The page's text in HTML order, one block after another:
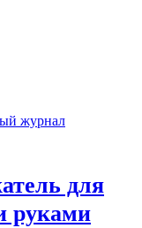
для
руками